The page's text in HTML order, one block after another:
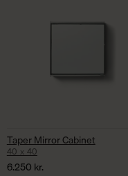
Taper Mirror Cabinet
40 x 40
6.250 kr.